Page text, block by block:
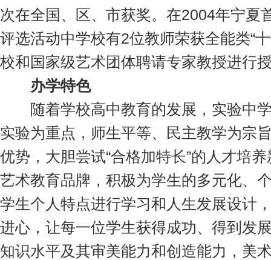
次在全国、区、市获奖。在2004年宁夏
评选活动中学校有2位教师荣获全能类“
校和国家级艺术团体聘请专家教授进行
办学特色
随着学校高中教育的发展，实验中学
实验为重点，师生平等、民主教学为宗
优势，大胆尝试“合格加特长”的人才培
艺术教育品牌，积极为学生的多元化、
学生个人特点进行学习和人生发展设计
进心，让每一位学生获得成功、得到发
知识水平及其审美能力和创造能力，美